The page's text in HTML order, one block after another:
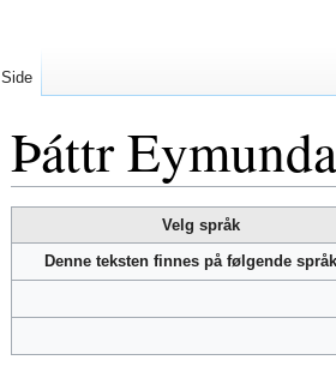
Þáttr
til
navigering
til
Velg språk
Denne teksten finnes på følgende
Side